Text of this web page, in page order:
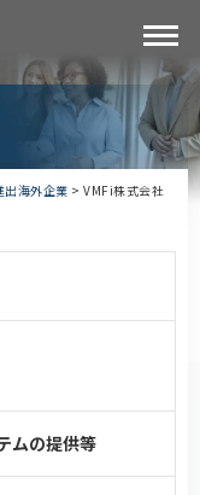
出海外企業 > VMFi株式会社
ムの提供等